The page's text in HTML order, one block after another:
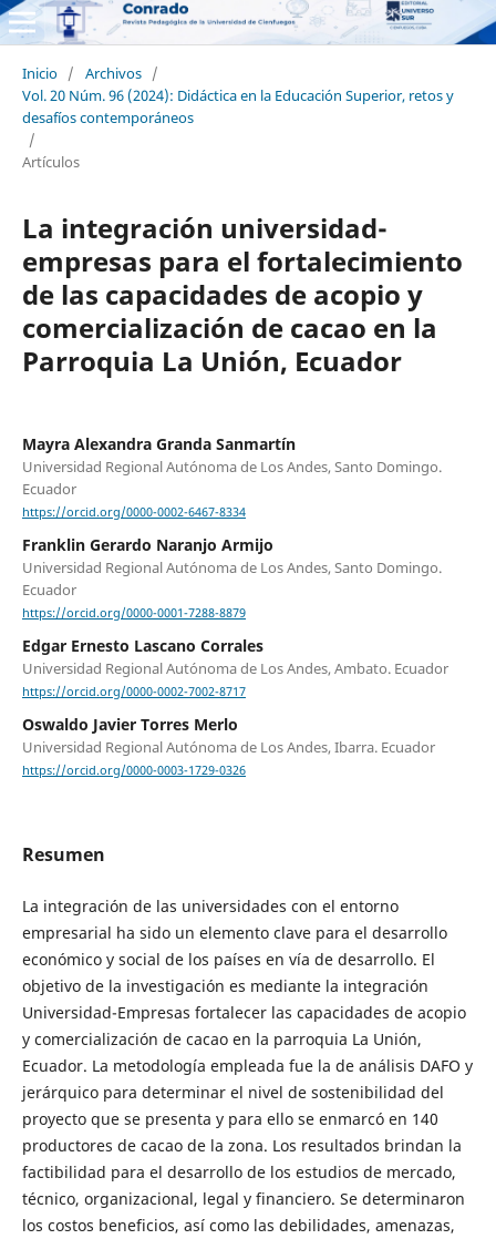
Inicio / Archivos /
Vol. 20 Núm. 96 (2024): Didáctica en la Educación Superior, retos y
desafíos contemporáneos
/
Artículos
La integración universidad-
empresas para el fortalecimiento
de las capacidades de acopio y
comercialización de cacao en la
Parroquia La Unión, Ecuador
Mayra Alexandra Granda Sanmartín
Universidad Regional Autónoma de Los Andes, Santo Domingo.
Ecuador
https://orcid.org/0000-0002-6467-8334
Franklin Gerardo Naranjo Armijo
Universidad Regional Autónoma de Los Andes, Santo Domingo.
Ecuador
https://orcid.org/0000-0001-7288-8879
Edgar Ernesto Lascano Corrales
Universidad Regional Autónoma de Los Andes, Ambato. Ecuador
https://orcid.org/0000-0002-7002-8717
Oswaldo Javier Torres Merlo
Universidad Regional Autónoma de Los Andes, Ibarra. Ecuador
https://orcid.org/0000-0003-1729-0326
Resumen
La integración de las universidades con el entorno
empresarial ha sido un elemento clave para el desarrollo
económico y social de los países en vía de desarrollo. El
objetivo de la investigación es mediante la integración
Universidad-Empresas fortalecer las capacidades de acopio
y comercialización de cacao en la parroquia La Unión,
Ecuador. La metodología empleada fue la de análisis DAFO y
jerárquico para determinar el nivel de sostenibilidad del
proyecto que se presenta y para ello se enmarcó en 140
productores de cacao de la zona. Los resultados brindan la
factibilidad para el desarrollo de los estudios de mercado,
técnico, organizacional, legal y financiero. Se determinaron
los costos beneficios, así como las debilidades, amenazas,